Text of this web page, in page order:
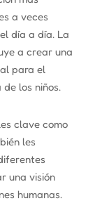
a veces
día a día. La
a crear una
para el
los niños.
clave como
les
una visión
humanas.